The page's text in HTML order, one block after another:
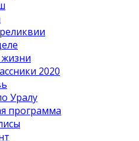
2020
Уралу
программа